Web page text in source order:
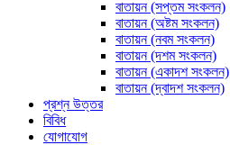
বাতায়ন (সপ্তম সংকলন)
বাতায়ন (অষ্টম সংকলন)
বাতায়ন (নবম সংকলন)
বাতায়ন (দশম সংকলন)
বাতায়ন (একাদশ সংকলন)
বাতায়ন (দ্বাদশ সংকলন)
প্রশ্ন উত্তর
বিবিধ
যোগাযোগ